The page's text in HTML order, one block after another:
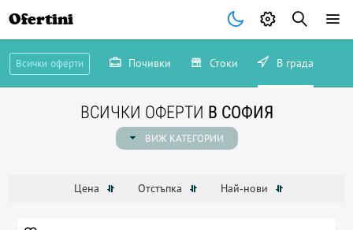
Ofertini
Всички оферти Почивки Стоки В града
ВСИЧКИ ОФЕРТИ В СОФИЯ
ВИЖ КАТЕГОРИИ
Цена Отстъпка Най-нови